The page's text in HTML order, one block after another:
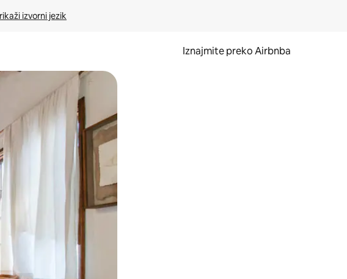
izvorni jezik
Iznajmite preko Airbnba
i dodirom ili prelaskom prstom po zaslonu.